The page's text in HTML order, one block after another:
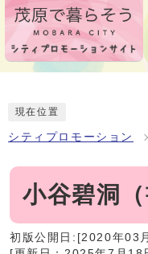
現在位置
シティプロモーション
小谷碧洞（
初版公開日:[2020年03